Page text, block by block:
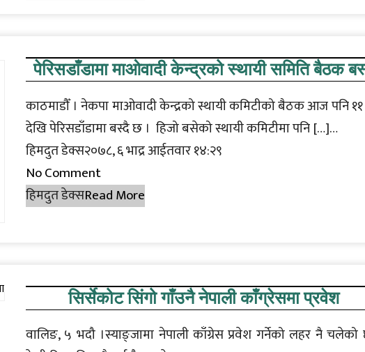
पेरिसडाँडामा माओवादी केन्‍द्रको स्‍थायी समिति बैठक
काठमाडौँ । नेकपा माओवादी केन्द्रको स्थायी कमिटीको बैठक आज पनि
देखि पेरिसडाँडामा बस्दै छ । हिजो बसेको स्थायी कमिटीमा पनि […]…
हिमदुत डेक्स२०७८, ६ भाद्र आईतवार १४:२९
No Comment
हिमदुत डेक्सRead More
सिर्सेकोट सिंगो गाँउनै नेपाली काँग्रेसमा प्रवेश
वालिङ, ५ भदौ ।स्याङ्जामा नेपाली काँग्रेस प्रवेश गर्नेको लहर नै चलेको